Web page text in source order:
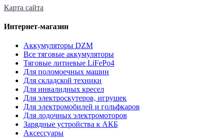
Карта сайта
Интернет-магазин
Аккумуляторы DZM
Все тяговые аккумуляторы
Тяговые литиевые LiFePo4
Для поломоечных машин
Для складской техники
Для инвалидных кресел
Для электроскутеров, игрушек
Для электромобилей и гольфкаров
Для лодочных электромоторов
Зарядные устройства к АКБ
Аксессуары